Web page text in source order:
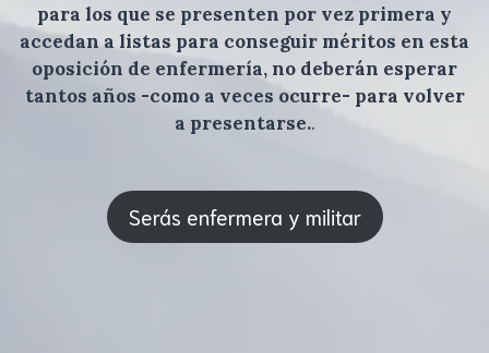
para los que se presenten por vez primera y
accedan a listas para conseguir méritos en esta
oposición de enfermería, no deberán esperar
tantos años -como a veces ocurre- para volver
a presentarse..
Serás enfermera y militar